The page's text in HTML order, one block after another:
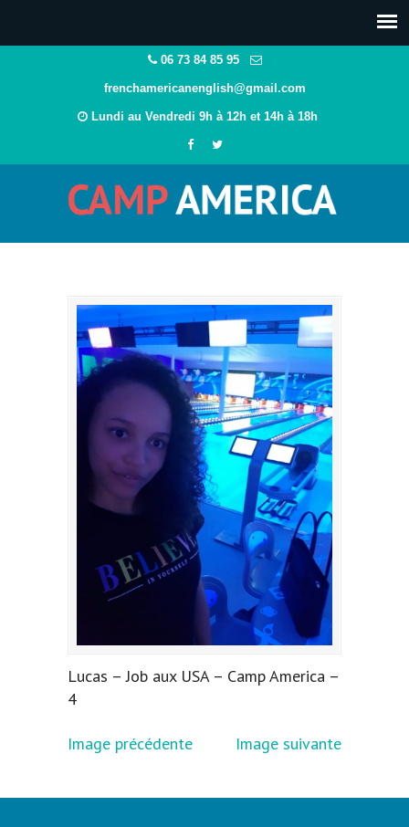
06 73 84 85 95
frenchamericanenglish@gmail.com
Lundi au Vendredi 9h à 12h et 14h à 18h
Lucas – Job aux USA – Camp America –
4
Image précédente Image suivante